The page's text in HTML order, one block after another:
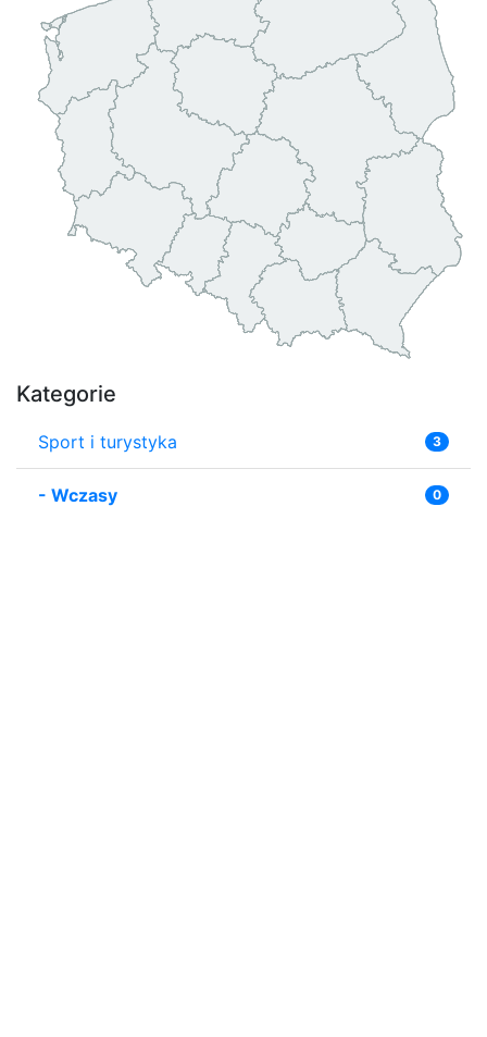
Kategorie
Sport i turystyka 3
- Wczasy 0